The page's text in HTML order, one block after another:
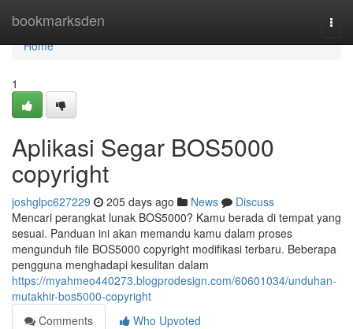
bookmarksden
Home
Home
1
Aplikasi Segar BOS5000
copyright
joshglpc627229 205 days ago News
Discuss
Mencari perangkat lunak BOS5000? Kamu berada di tempat yang
sesuai. Panduan ini akan memandu kamu dalam proses
mengunduh file BOS5000 copyright modifikasi terbaru. Beberapa
pengguna menghadapi kesulitan dalam
https://myahmeo440273.blogprodesign.com/60601034/unduhan-
mutakhir-bos5000-copyright
Comments
Who Upvoted